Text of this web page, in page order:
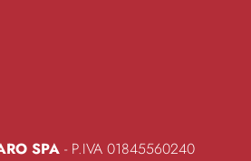
SPA - P.IVA 01845560240